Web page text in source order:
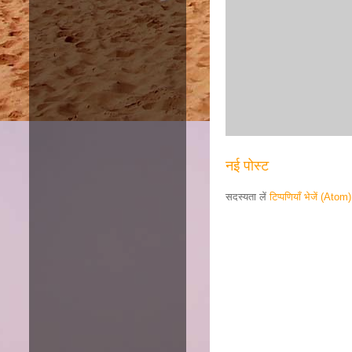
नई पोस्ट
सदस्यता लेंटिप्पणियाँ भेजें (Atom)